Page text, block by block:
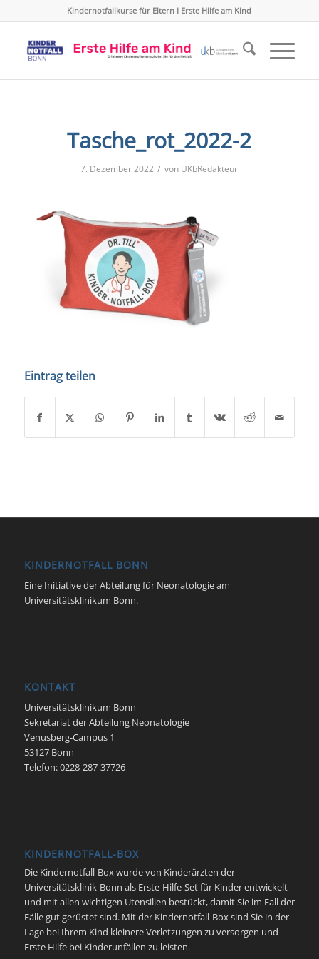
Kindernotfallkurse für Eltern I Erste Hilfe am Kind
Tasche_rot_2022-2
7. Dezember 2022 / von UKbRedakteur
Eintrag teilen
KINDERNOTFALL BONN
Eine Initiative der Abteilung für Neonatologie am
Universitätsklinikum Bonn.
KONTAKT
Universitätsklinikum Bonn
Sekretariat der Abteilung Neonatologie
Venusberg-Campus 1
53127 Bonn
Telefon: 0228-287-37726
KINDERNOTFALL-BOX
Die Kindernotfall-Box wurde von Kinderärzten der
Universitätsklinik-Bonn als Erste-Hilfe-Set für Kinder entwickelt
und mit allen wichtigen Utensilien bestückt, damit Sie im Fall der
Fälle gut gerüstet sind. Mit der Kindernotfall-Box sind Sie in der
Lage bei Ihrem Kind kleinere Verletzungen zu versorgen und
Erste Hilfe bei Kinderunfällen zu leisten.